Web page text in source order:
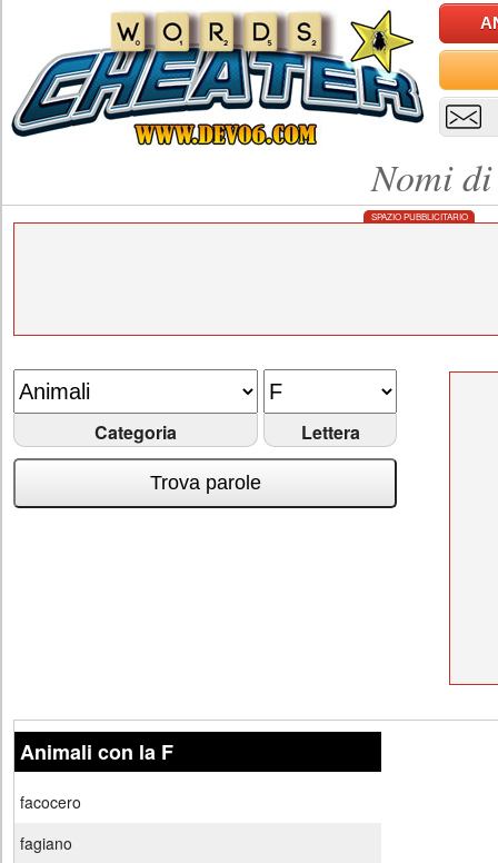
Nomi
SPAZIO PUBBLICITARIO
Categoria Lettera
Trova parole
Animali con la F
facocero
fagiano